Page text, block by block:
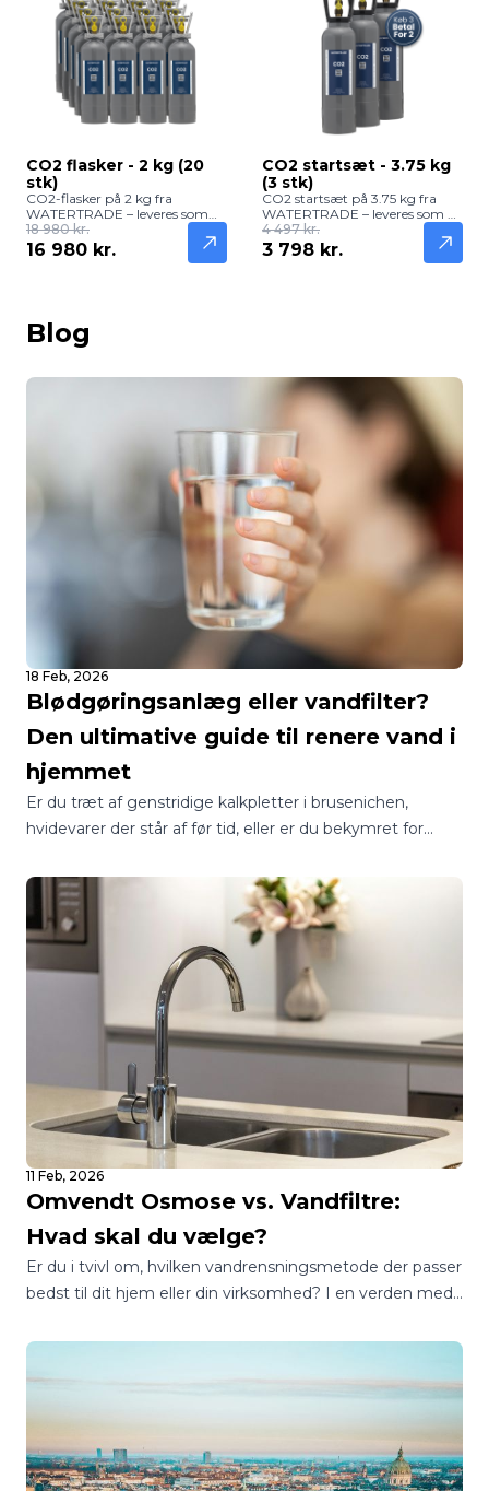
CO2 flasker - 2 kg (20
stk)
CO2-flasker på 2 kg fra
WATERTRADE – leveres som
20 stk og giver cirka 7.000 liter
frisk og boblende vand.
Kompatible med GROHE Blue
18 980 kr.
16 980 kr.
CO2 startsæt - 3.75 kg
(3 stk)
CO2 startsæt på 3.75 kg fra
WATERTRADE – leveres som 3
pak og giver cirka 1.950 liter
frisk og boblende vand.
Kompatible med GROHE Blue
4 497 kr.
3 798 kr.
Blog
18 Feb, 2026
Blødgøringsanlæg eller vandfilter?
Den ultimative guide til renere vand i
hjemmet
Er du træt af genstridige kalkpletter i brusenichen,
hvidevarer der står af før tid, eller er du bekymret for
boligejere over for det samme spørgsmål: Skal jeg vælge
et blødgøringsanlæg eller et vandfilter?
11 Feb, 2026
Omvendt Osmose vs. Vandfiltre:
Hvad skal du vælge?
Er du i tvivl om, hvilken vandrensningsmetode der passer
bedst til dit hjem eller din virksomhed? I en verden med
rundt i, hvordan man sikrer sig adgang til rent og sikkert